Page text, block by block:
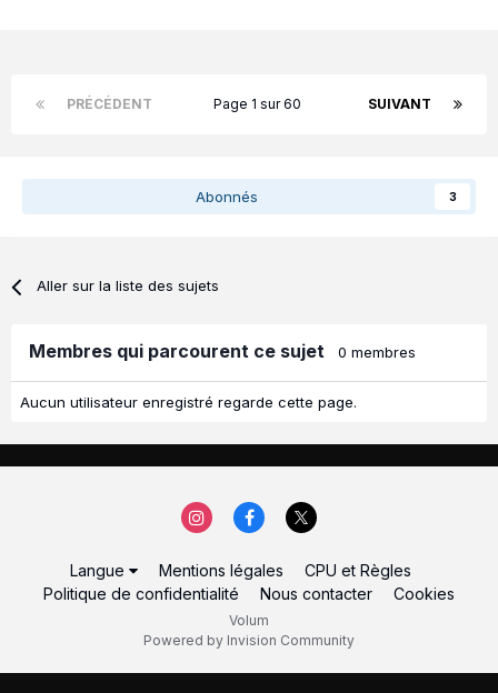
PRÉCÉDENT SUIVANT
Page 1 sur 60
Abonnés 3
Aller sur la liste des sujets
Membres qui parcourent ce sujet 0 membres
Aucun utilisateur enregistré regarde cette page.
Langue Mentions légales
CPU et Règles
Politique de confidentialité
Nous contacter Cookies
Volum
Powered by Invision Community